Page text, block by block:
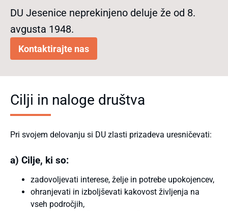
DU Jesenice neprekinjeno deluje že od 8.
avgusta 1948.
Kontaktirajte nas
Cilji in naloge društva
Pri svojem delovanju si DU zlasti prizadeva uresničevati:
a) Cilje, ki so:
zadovoljevati interese, želje in potrebe upokojencev,
ohranjevati in izboljševati kakovost življenja na
vseh področjih,